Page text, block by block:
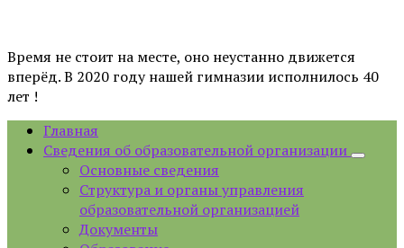
Время не стоит на месте, оно неустанно движется
вперёд. В 2020 году нашей гимназии исполнилось 40
лет !
Главная
Сведения об образовательной организации
Основные сведения
Структура и органы управления
образовательной организацией
Документы